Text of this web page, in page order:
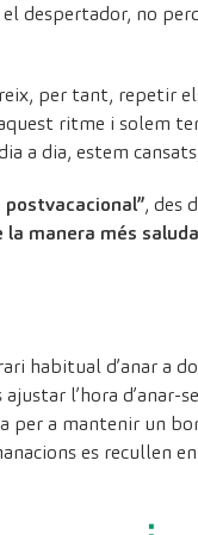
despertador, no
per tant, repetir
ritme i solem
a dia, estem
, des
manera més
habitual d’anar a
l’hora
per a mantenir un
es recullen